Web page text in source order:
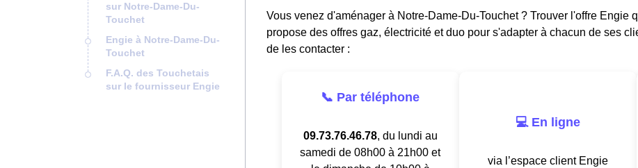
sur Notre-Dame-Du-
Touchet
Engie à Notre-Dame-Du-
Touchet
F.A.Q. des Touchetais
sur le fournisseur Engie
Vous venez d'aménager à Notre-Dame-Du-Touchet ? Trouver l'offre Engie
propose des offres gaz, électricité et duo pour s'adapter à chacun de ses
de les contacter :
📞 Par téléphone
09.73.76.46.78, du lundi au
samedi de 08h00 à 21h00 et
💻 En ligne
via l’espace client Engie